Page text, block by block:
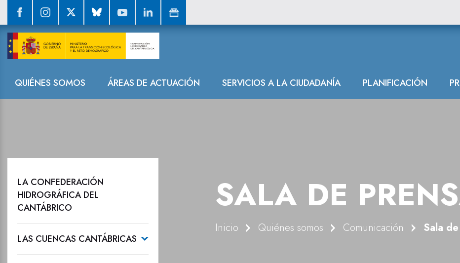
Navegación
QUIÉNES SOMOS ÁREAS DE ACTUACIÓN SERVICIOS A LA CIUDADANÍA PLANIFICACIÓN
Sala de prensa
SALA DE
Inicio Quiénes somos Comunicación Sala
LA CONFEDERACIÓN
HIDROGRÁFICA DEL
CANTÁBRICO
LAS CUENCAS CANTÁBRICAS